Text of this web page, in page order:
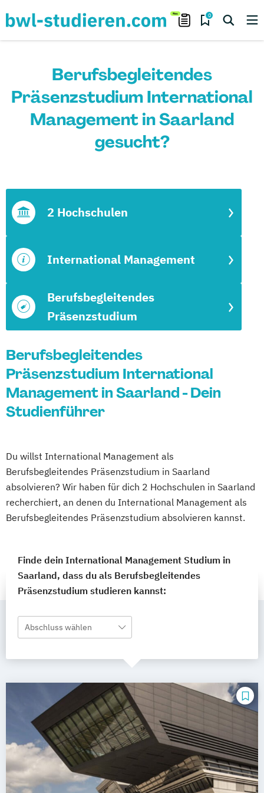
0
Berufsbegleitendes
Präsenzstudium International
Management in Saarland
gesucht?
Berufsbegleitendes
Präsenzstudium
International Management
2 Hochschulen
Berufsbegleitendes
Präsenzstudium International
Management in Saarland - Dein
Studienführer
Du willst International Management als
Berufsbegleitendes Präsenzstudium in Saarland
absolvieren? Wir haben für dich 2 Hochschulen in Saarland
recherchiert, an denen du International Management als
Berufsbegleitendes Präsenzstudium absolvieren kannst.
Finde dein International Management Studium in
Saarland, dass du als Berufsbegleitendes
Präsenzstudium studieren kannst:
Abschluss wählen